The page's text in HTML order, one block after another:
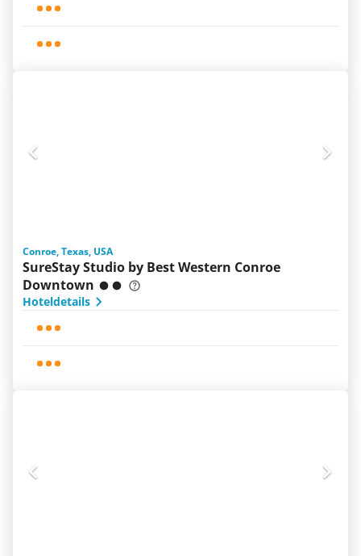
Conroe, Texas, USA
SureStay Studio by Best Western Conroe
Downtown
Hoteldetails